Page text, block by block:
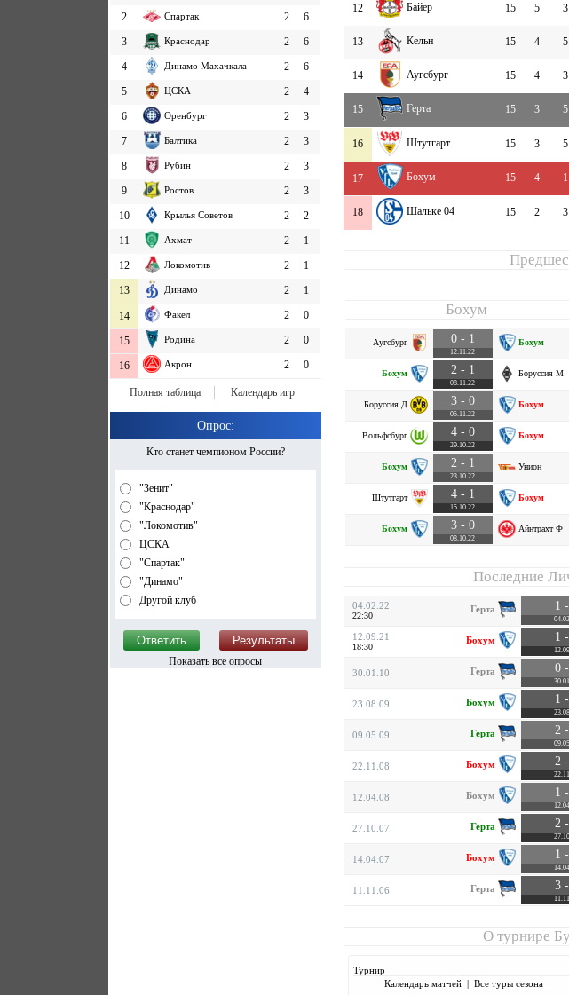
2
Спартак 2
6
3
Краснодар 2
6
4
Динамо Махачкала 2
6
5
ЦСКА 2
4
6
Оренбург 2
3
7
Балтика 2
3
8
Рубин 2
3
9
Ростов 2
3
10
Крылья Советов 2
2
11
Ахмат 2
1
12
Локомотив 2
1
13
Динамо 2 1
14 Факел 2 0
15 Родина 2 0
16 Акрон 2 0
Полная таблица Календарь игр
Опрос:
Кто станет чемпионом России?
"Зенит"
"Краснодар"
"Локомотив"
ЦСКА
"Спартак"
"Динамо"
Другой клуб
Показать все опросы
12
Байер 15 5 3
13 Кельн 15 4 5
14 Аугсбург 15 4 3
15 Герта 15 3 5
16 Штутгарт 15 3 5
17 Бохум 15 4 1
18 Шальке 04 15 2 3
Бохум
Аугсбург 0 - 1
12.11.22
Бохум
Бохум 2 - 1
08.11.22
Боруссия М
Боруссия Д 3 - 0
05.11.22
Бохум
Вольфсбург 4 - 0
29.10.22
Бохум
Бохум 2 - 1
23.10.22
Унион
Штутгарт 4 - 1
15.10.22
Бохум
Бохум 3 - 0
08.10.22
Айнтрахт Ф
Последние
04.02.22
22:30
Герта 1
12.09.21
18:30
Бохум 1
30.01.10 Герта 0
23.08.09 Бохум 1
09.05.09 Герта 2
22.11.08 Бохум 2
12.04.08 Бохум 1
27.10.07 Герта 2
14.04.07 Бохум 1
11.11.06 Герта 3
О турнире
Турнир
Календарь матчей| Все туры сезона